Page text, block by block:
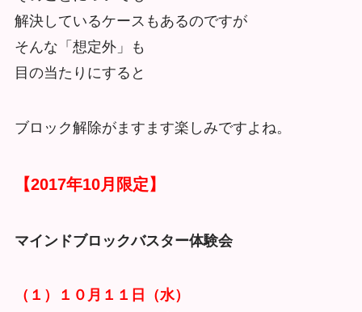
解決しているケースもあるのですが
そんな「想定外」も
目の当たりにすると
ブロック解除がますます楽しみですよね。
【2017年10月限定】
マインドブロックバスター体験会
（１）１０月１１日（水）